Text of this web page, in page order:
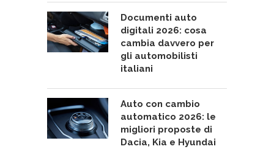
Documenti auto
digitali 2026: cosa
cambia davvero per
gli automobilisti
italiani
Auto con cambio
automatico 2026: le
migliori proposte di
Dacia, Kia e Hyundai